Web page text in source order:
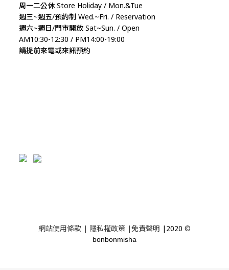
周一二公休 Store Holiday / Mon.&Tue
週三~週五/預約制 Wed.~Fri. / Reservation
週六~週日/門市開放 Sat~Sun. / Open
AM10:30-12:30 / PM14:00-19:00
請提前來電或來訊預約
網站使用條款 | 隱私權政策 |免責聲明 |2020 ©
bonbonmisha